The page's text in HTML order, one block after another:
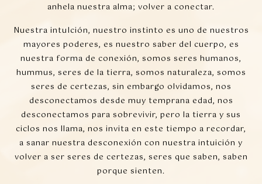
anhela nuestra alma; volver a conectar.
Nuestra intuIción, nuestro instinto es uno de nuestros
mayores poderes, es nuestro saber del cuerpo, es
nuestra forma de conexión, somos seres humanos,
hummus, seres de la tierra, somos naturaleza, somos
seres de certezas, sin embargo olvidamos, nos
desconectamos desde muy temprana edad, nos
desconectamos para sobrevivir, pero la tierra y sus
ciclos nos llama, nos invita en este tiempo a recordar,
a sanar nuestra desconexión con nuestra intuición y
volver a ser seres de certezas, seres que saben, saben
porque sienten.